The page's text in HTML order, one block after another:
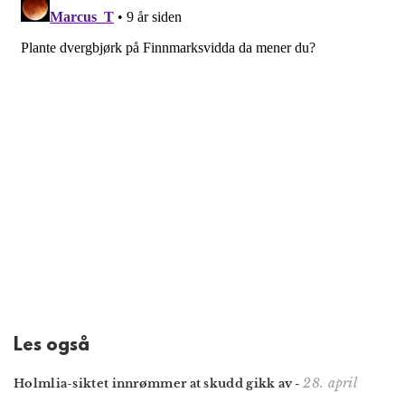
Les også
Holmlia-siktet innrømmer at skudd gikk av -28. april